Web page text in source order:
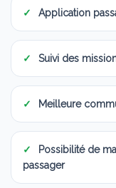
Application
Suivi des
Meilleure
Possibilité de
passager